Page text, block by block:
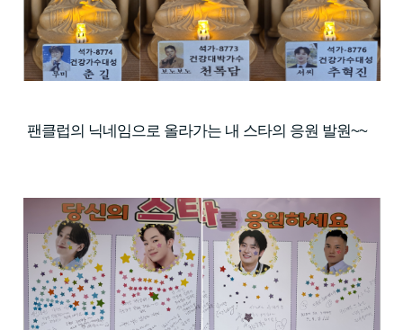
팬클럽의 닉네임으로 올라가는 내 스타의 응원 발원~~